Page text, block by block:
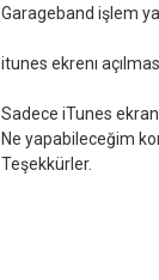
Garageband işlem
itunes ekrenı
Sadece iTunes ekranı
Ne yapabileceğim
Teşekkürler.